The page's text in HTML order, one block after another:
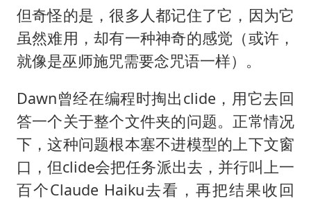
但奇怪的是，很多人都记住了它，因为它
虽然难用，却有一种神奇的感觉（或许，
就像是巫师施咒需要念咒语一样）。
Dawn曾经在编程时掏出clide，用它去回
答一个关于整个文件夹的问题。正常情况
下，这种问题根本塞不进模型的上下文窗
口，但clide会把任务派出去，并行叫上一
百个Claude Haiku去看，再把结果收回